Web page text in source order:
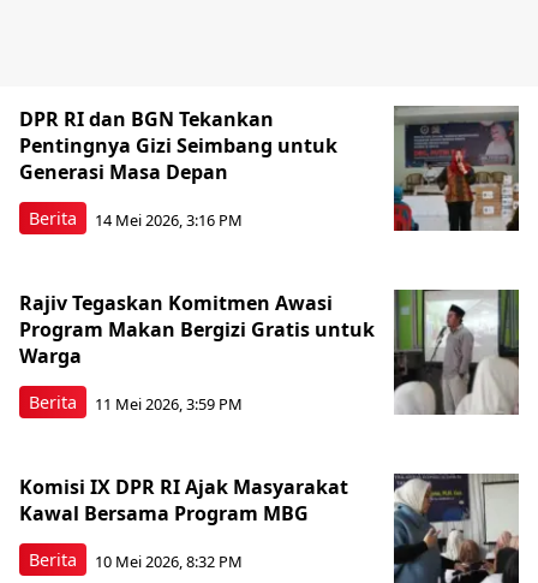
Berita
DPR RI dan BGN Tekankan
Pentingnya Gizi Seimbang untuk
Generasi Masa Depan
14 Mei 2026, 3:16 PM
Berita
Rajiv Tegaskan Komitmen Awasi
Program Makan Bergizi Gratis untuk
Warga
11 Mei 2026, 3:59 PM
Berita
Komisi IX DPR RI Ajak Masyarakat
Kawal Bersama Program MBG
10 Mei 2026, 8:32 PM